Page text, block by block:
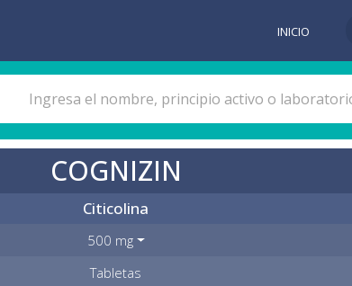
INICIO
COGNIZIN
Citicolina
500 mg
Tabletas